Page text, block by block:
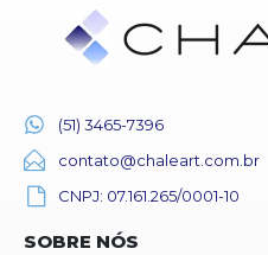
(51) 3465-7396
contato@chaleart.com.br
CNPJ: 07.161.265/0001-10
SOBRE NÓS